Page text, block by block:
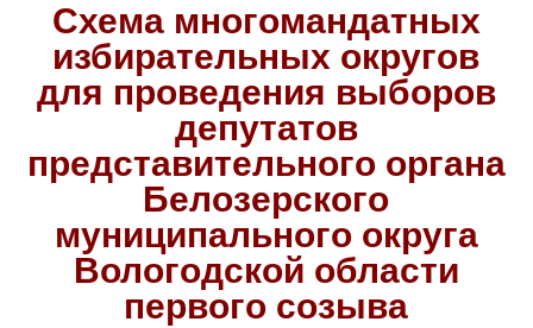
Схема многомандатных
избирательных округов
для проведения выборов
депутатов
представительного органа
Белозерского
муниципального округа
Вологодской области
первого созыва